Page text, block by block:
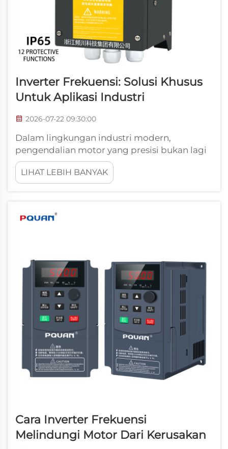
Inverter Frekuensi: Solusi Khusus
Untuk Aplikasi Industri
2026-07-22 09:30:00
Dalam lingkungan industri modern,
pengendalian motor yang presisi bukan lagi
pilihan — melainkan suatu kebutuhan
mendasar bagi operasi yang kompetitif.
Inverter frekuensi berfungsi sebagai
pengendalian kecepatan variabel pada
motor arus bolak-balik (AC), al...
LIHAT LEBIH BANYAK
Cara Inverter Frekuensi
Melindungi Motor Dari Kerusakan